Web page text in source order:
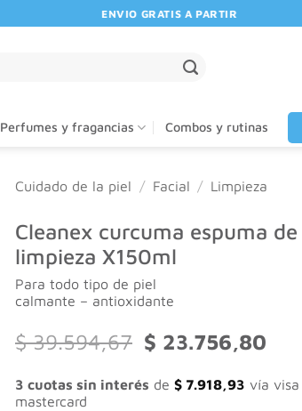
ENVIO GRATIS A PARTIR DE $80.000!
Perfumes y fragancias Combos y rutinas
Cuidado de la piel / Facial / Limpieza
Cleanex curcuma espuma de
limpieza X150ml
Para todo tipo de piel
calmante – antioxidante
$39.594,67 El
precio
original
era:
$ 23.756,80
es:
3 cuotas sin interés de $ 7.918,93 vía
mastercard